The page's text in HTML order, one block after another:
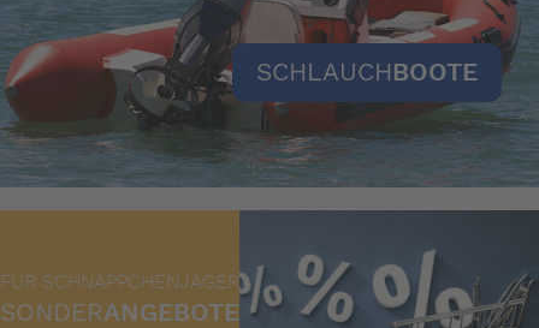
SCHLAUCH BOOTE
FÜR SCHNÄPPCHENJÄGER
SONDERANGEBOTE